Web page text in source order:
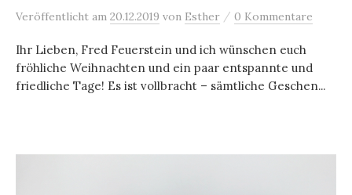
Veröffentlicht am 20.12.2019 von Esther / 0 Kommentare
Ihr Lieben, Fred Feuerstein und ich wünschen euch
fröhliche Weihnachten und ein paar entspannte und
friedliche Tage! Es ist vollbracht – sämtliche Geschen...